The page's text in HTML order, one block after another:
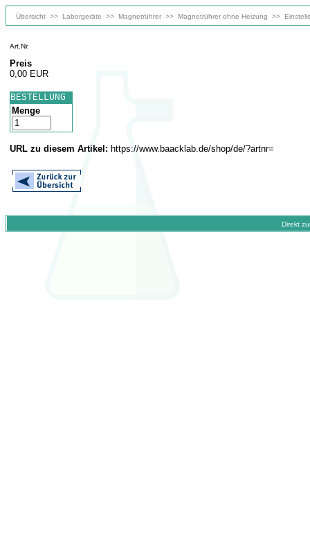
Übersicht >> Laborgeräte >> Magnetrührer >> Magnetrührer ohne Heizung >>
Art.Nr.
Preis
0,00 EUR
BESTELLUNG
Menge
URL zu diesem Artikel: https://www.baacklab.de/shop/de/?artnr=
Direkt